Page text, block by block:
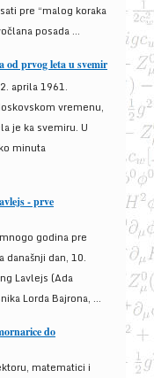
pre “malog koraka
posada ...
od prvog leta u svemir
aprila 1961.
vremenu,
je ka svemiru. U
minuta
- prve
godina pre
današnji dan, 10.
Lavlejs (Ada
Lorda Bajrona, ...
do
matematici i